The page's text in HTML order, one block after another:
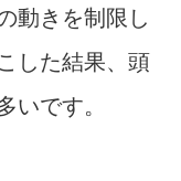
動きを制限し
した結果、頭
いです。